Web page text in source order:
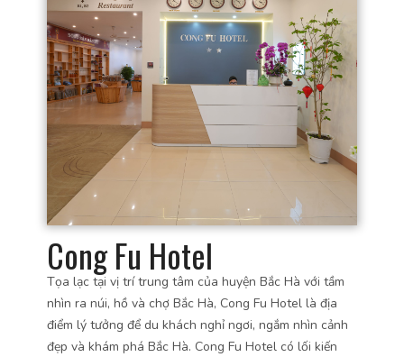
Cong Fu Hotel
Tọa lạc tại vị trí trung tâm của huyện Bắc Hà với tầm
nhìn ra núi, hồ và chợ Bắc Hà, Cong Fu Hotel là địa
điểm lý tưởng để du khách nghỉ ngơi, ngắm nhìn cảnh
đẹp và khám phá Bắc Hà. Cong Fu Hotel có lối kiến